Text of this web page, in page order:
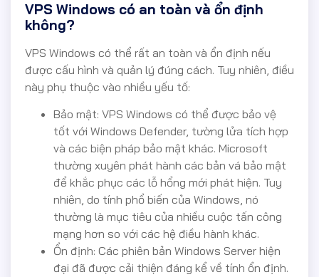
VPS Windows có an toàn và ổn định
không?
VPS Windows có thể rất an toàn và ổn định nếu
được cấu hình và quản lý đúng cách. Tuy nhiên, điều
này phụ thuộc vào nhiều yếu tố:
Bảo mật: VPS Windows có thể được bảo vệ
tốt với Windows Defender, tường lửa tích hợp
và các biện pháp bảo mật khác. Microsoft
thường xuyên phát hành các bản vá bảo mật
để khắc phục các lỗ hổng mới phát hiện. Tuy
nhiên, do tính phổ biến của Windows, nó
thường là mục tiêu của nhiều cuộc tấn công
mạng hơn so với các hệ điều hành khác.
Ổn định: Các phiên bản Windows Server hiện
đại đã được cải thiện đáng kể về tính ổn định.